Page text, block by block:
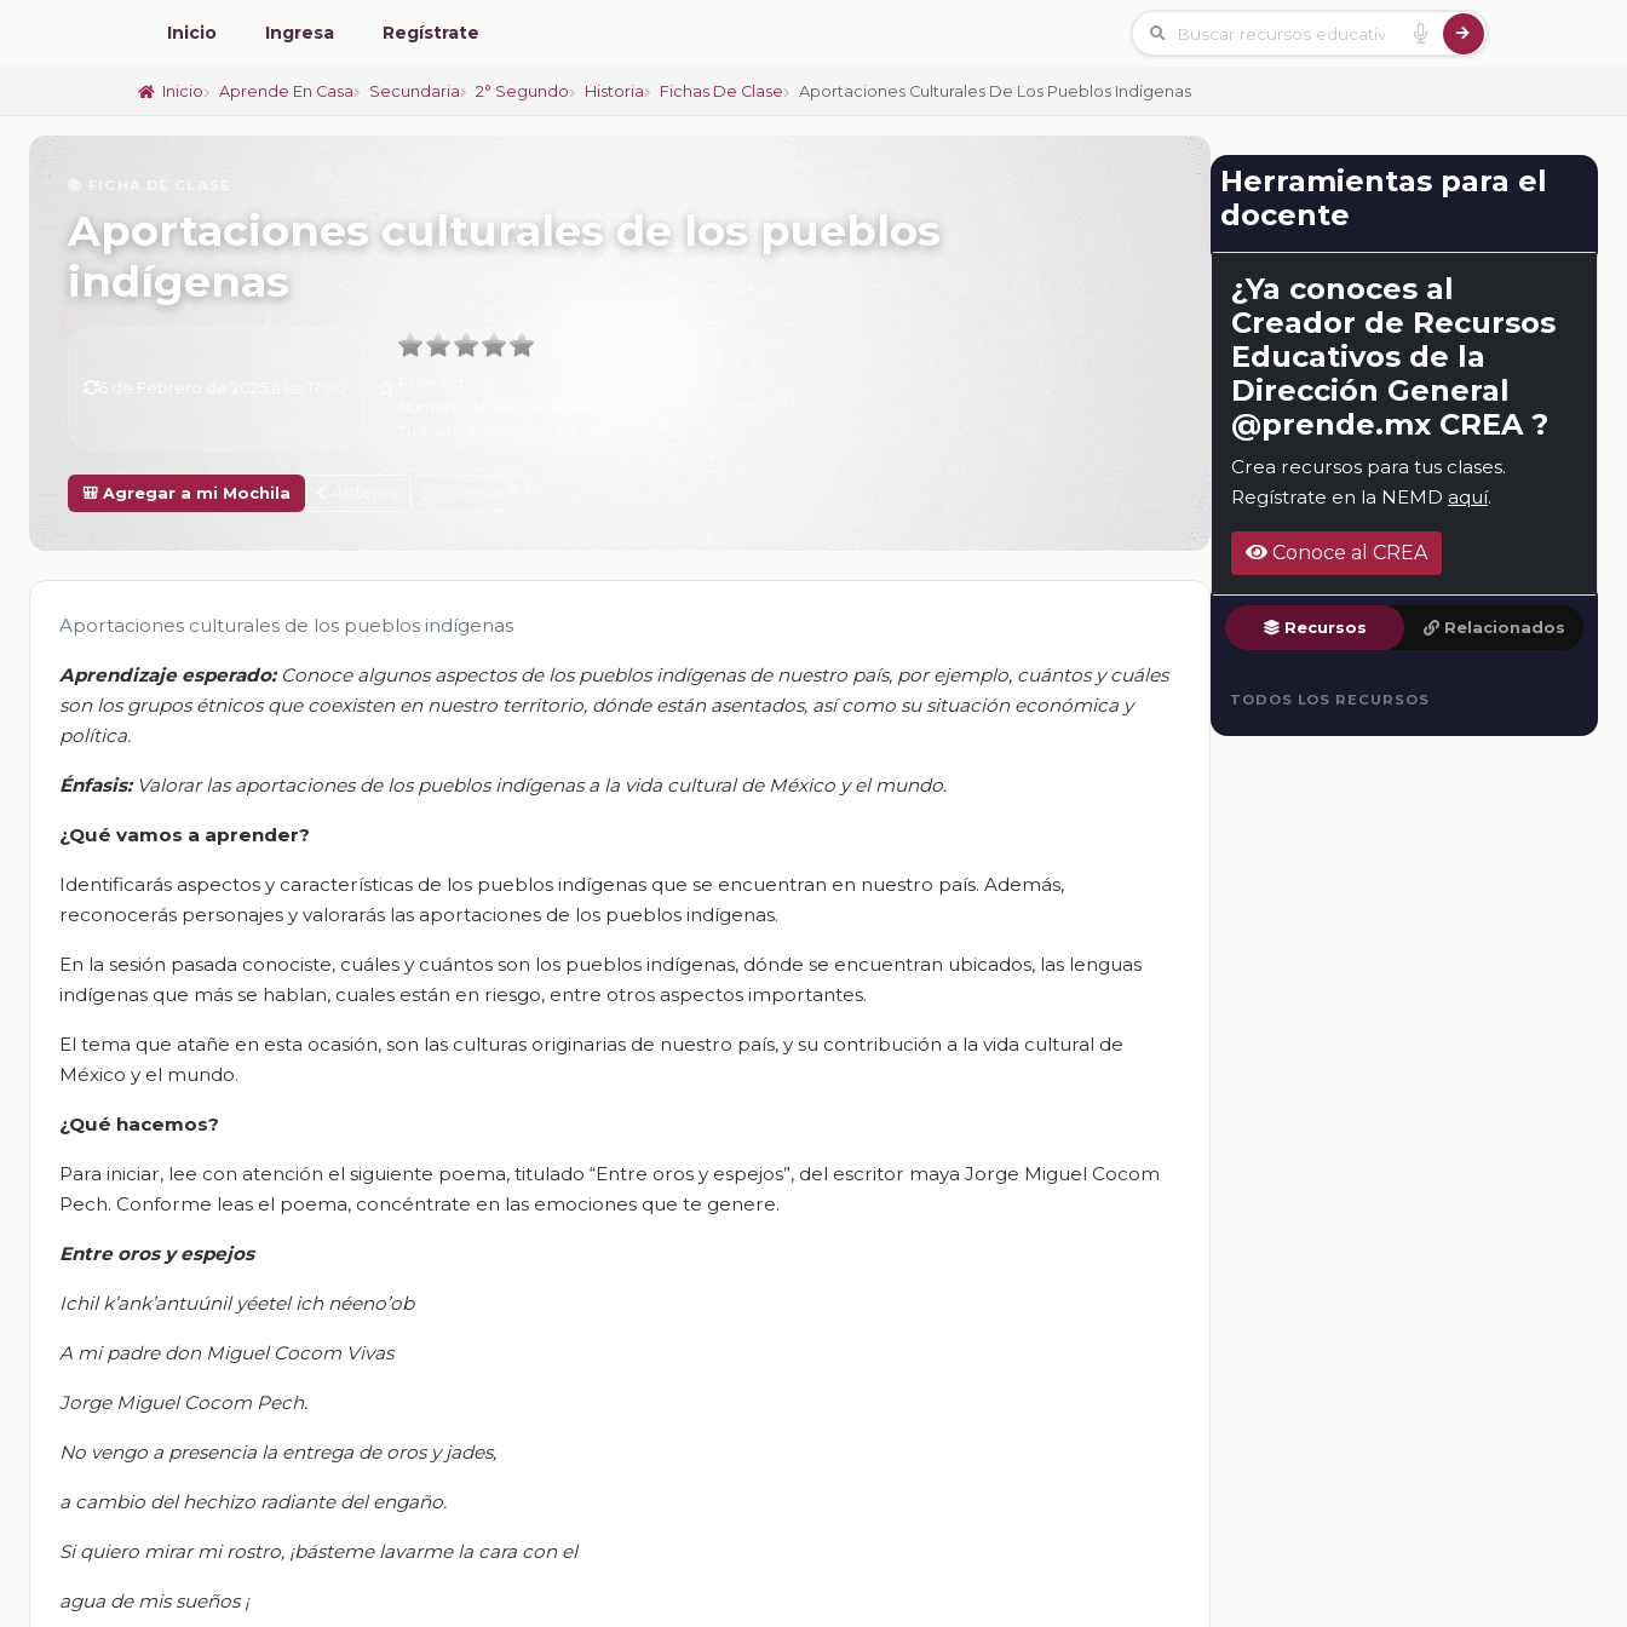
Inicio Ingresa Regístrate
Inicio Aprende En Casa Secundaria 2° Segundo Historia Fichas De Clase Aportaciones Culturales De Los Pueblos Indígenas
📚 FICHA DE CLASE
Aportaciones culturales de los pueblos
indígenas
🎒 Agregar a mi Mochila
Aportaciones culturales de los pueblos indígenas
Aprendizaje esperado: Conoce algunos aspectos de los pueblos indígenas de nuestro país, por ejemplo, cuántos y cuáles
son los grupos étnicos que coexisten en nuestro territorio, dónde están asentados, así como su situación económica y
política.
Énfasis: Valorar las aportaciones de los pueblos indígenas a la vida cultural de México y el mundo.
¿Qué vamos a aprender?
Identificarás aspectos y características de los pueblos indígenas que se encuentran en nuestro país. Además,
reconocerás personajes y valorarás las aportaciones de los pueblos indígenas.
En la sesión pasada conociste, cuáles y cuántos son los pueblos indígenas, dónde se encuentran ubicados, las lenguas
indígenas que más se hablan, cuales están en riesgo, entre otros aspectos importantes.
El tema que atañe en esta ocasión, son las culturas originarias de nuestro país, y su contribución a la vida cultural de
México y el mundo.
¿Qué hacemos?
Para iniciar, lee con atención el siguiente poema, titulado “Entre oros y espejos”, del escritor maya Jorge Miguel Cocom
Pech. Conforme leas el poema, concéntrate en las emociones que te genere.
Entre oros y espejos
Ichil k’ank’antuúnil yéetel ich néeno’ob
A mi padre don Miguel Cocom Vivas
Jorge Miguel Cocom Pech.
No vengo a presencia la entrega de oros y jades,
a cambio del hechizo radiante del engaño.
Si quiero mirar mi rostro, ¡básteme lavarme la cara con el
agua de mis sueños ¡
Herramientas para el
docente
¿Ya conoces al
Creador de Recursos
Educativos de la
Dirección General
@prende.mx CREA ?
Crea recursos para tus clases.
Regístrate en la NEMD aquí.
Conoce al CREA
Recursos Relacionados
TODOS LOS RECURSOS